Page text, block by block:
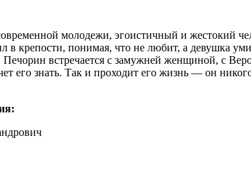
молодежи, эгоистичный и жестокий
в крепости, понимая, что не любит, а девушка
встречается с замужней женщиной, с
его знать. Так и проходит его жизнь — он